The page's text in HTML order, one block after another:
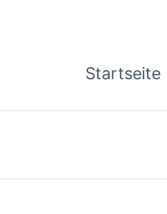
Startseite